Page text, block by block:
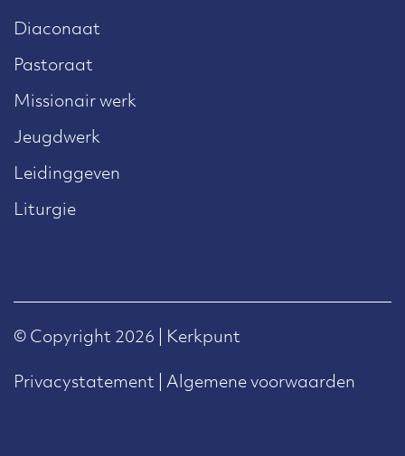
Diaconaat
Pastoraat
Missionair werk
Jeugdwerk
Leidinggeven
Liturgie
© Copyright 2026 | Kerkpunt
Privacystatement Algemene voorwaarden